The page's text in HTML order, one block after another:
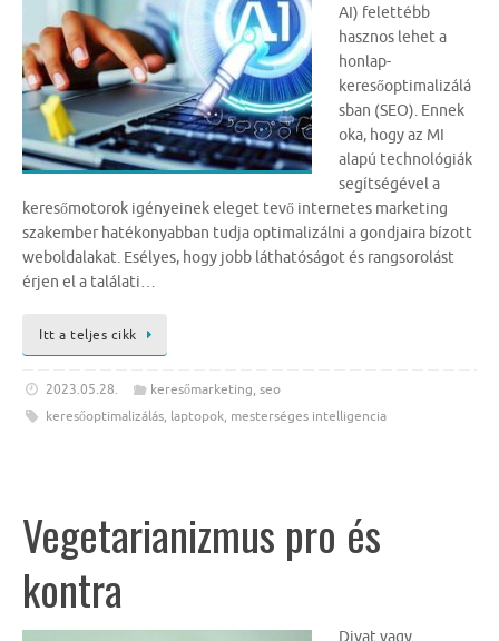
AI) felettébb
hasznos lehet a
honlap-
keresőoptimalizálá
sban (SEO). Ennek
oka, hogy az MI
alapú technológiák
segítségével a
keresőmotorok igényeinek eleget tevő internetes marketing
szakember hatékonyabban tudja optimalizálni a gondjaira bízott
weboldalakat. Esélyes, hogy jobb láthatóságot és rangsorolást
érjen el a találati…
Itt a teljes cikk
2023.05.28. keresőmarketing,seo
keresőoptimalizálás, laptopok, mesterséges intelligencia
Vegetarianizmus pro és
kontra